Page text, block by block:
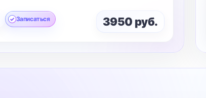
Записаться 3950 руб.